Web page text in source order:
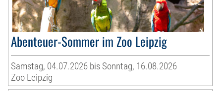
Abenteuer-Sommer im Zoo Leipzig
Samstag, 04.07.2026 bis Sonntag, 16.08.2026
Zoo Leipzig